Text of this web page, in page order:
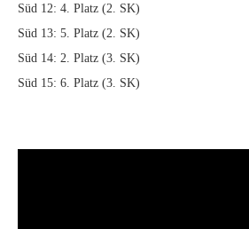
Süd 12: 4. Platz (2. SK)
Süd 13: 5. Platz (2. SK)
Süd 14: 2. Platz (3. SK)
Süd 15: 6. Platz (3. SK)